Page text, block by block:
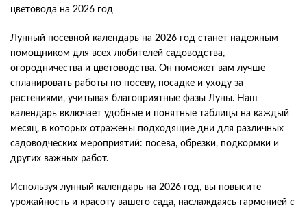
цветовода на 2026 год
Лунный посевной календарь на 2026 год станет надежным
помощником для всех любителей садоводства,
огородничества и цветоводства. Он поможет вам лучше
спланировать работы по посеву, посадке и уходу за
растениями, учитывая благоприятные фазы Луны. Наш
календарь включает удобные и понятные таблицы на каждый
месяц, в которых отражены подходящие дни для различных
садоводческих мероприятий: посева, обрезки, подкормки и
других важных работ.
Используя лунный календарь на 2026 год, вы повысите
урожайность и красоту вашего сада, наслаждаясь гармонией с